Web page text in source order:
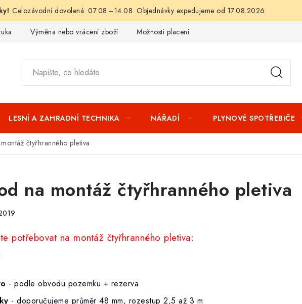
Celozávodní dovolená: 07.08.–14.08. Objednávky expedujeme od 17.08.2026.
Výměna nebo vrácení zboží Možnosti placení
LESNÍ A ZAHRADNÍ TECHNIKA NÁŘADÍ PLYNOVÉ SPOTŘEBIČE
čtyřhranného pletiva
na montáž čtyřhranného pletiva
potřebovat na montáž čtyřhranného pletiva:
- podle obvodu pozemku + rezerva
- doporučujeme průměr 48 mm, rozestup 2,5 až 3 m